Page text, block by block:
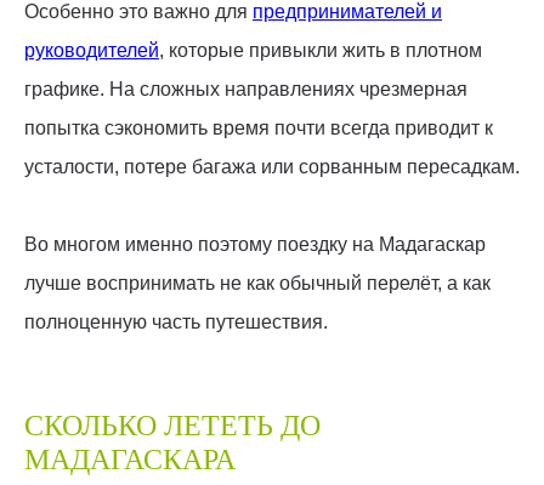
Особенно это важно для предпринимателей и
руководителей, которые привыкли жить в плотном
графике. На сложных направлениях чрезмерная
попытка сэкономить время почти всегда приводит к
усталости, потере багажа или сорванным пересадкам.
Во многом именно поэтому поездку на Мадагаскар
лучше воспринимать не как обычный перелёт, а как
полноценную часть путешествия.
СКОЛЬКО ЛЕТЕТЬ ДО
МАДАГАСКАРА